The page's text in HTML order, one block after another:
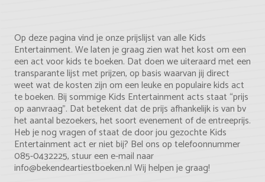
Op deze pagina vind je onze prijslijst van alle Kids
Entertainment. We laten je graag zien wat het kost om een
een act voor kids te boeken. Dat doen we uiteraard met een
transparante lijst met prijzen, op basis waarvan jij direct
weet wat de kosten zijn om een leuke en populaire kids act
te boeken. Bij sommige Kids Entertainment acts staat “prijs
op aanvraag”. Dat betekent dat de prijs afhankelijk is van bv
het aantal bezoekers, het soort evenement of de entreeprijs.
Heb je nog vragen of staat de door jou gezochte Kids
Entertainment act er niet bij? Bel ons op telefoonnummer
085-0432225, stuur een e-mail naar
info@bekendeartiestboeken.nl Wij helpen je graag!